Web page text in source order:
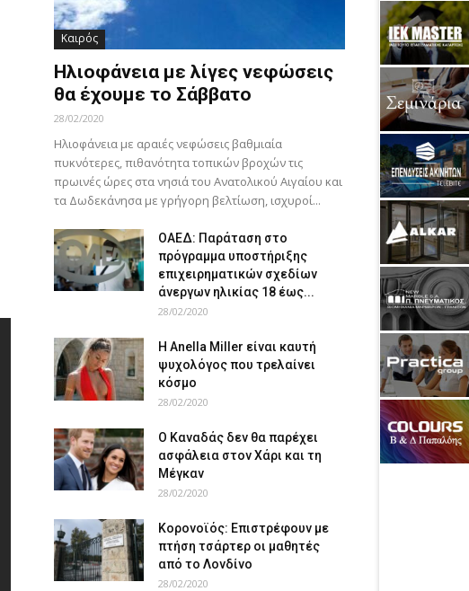
Καιρός
Ηλιοφάνεια με λίγες νεφώσεις
θα έχουμε το Σάββατο
28/02/2020
Ηλιοφάνεια με αραιές νεφώσεις βαθμιαία
πυκνότερες, πιθανότητα τοπικών βροχών τις
πρωινές ώρες στα νησιά του Ανατολικού Αιγαίου και
τα Δωδεκάνησα με γρήγορη βελτίωση, ισχυροί...
ΟΑΕΔ: Παράταση στο
πρόγραμμα υποστήριξης
επιχειρηματικών σχεδίων
άνεργων ηλικίας 18 έως...
28/02/2020
Η Anella Miller είναι καυτή
ψυχολόγος που τρελαίνει
κόσμο
28/02/2020
Ο Καναδάς δεν θα παρέχει
ασφάλεια στον Χάρι και τη
Μέγκαν
28/02/2020
Κορονοϊός: Επιστρέφουν με
πτήση τσάρτερ οι μαθητές
από το Λονδίνο
28/02/2020